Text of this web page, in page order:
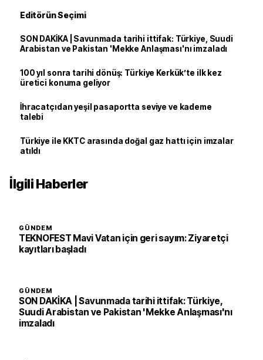
Editörün Seçimi
SON DAKİKA | Savunmada tarihi ittifak: Türkiye, Suudi
Arabistan ve Pakistan 'Mekke Anlaşması'nı imzaladı
100 yıl sonra tarihi dönüş: Türkiye Kerkük’te ilk kez
üretici konuma geliyor
İhracatçıdan yeşil pasaportta seviye ve kademe
talebi
Türkiye ile KKTC arasında doğal gaz hattı için imzalar
atıldı
İlgili Haberler
GÜNDEM
TEKNOFEST Mavi Vatan için geri sayım: Ziyaretçi
kayıtları başladı
GÜNDEM
SON DAKİKA | Savunmada tarihi ittifak: Türkiye,
Suudi Arabistan ve Pakistan 'Mekke Anlaşması'nı
imzaladı